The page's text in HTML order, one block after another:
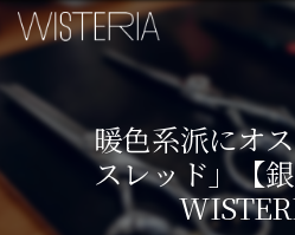
暖色系派にオ
スレッド」【